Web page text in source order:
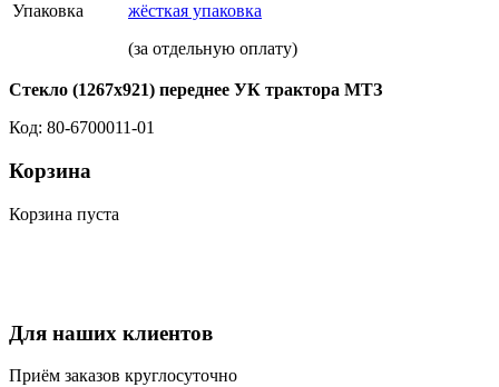
Упаковка
жёсткая упаковка
(за отдельную оплату)
Стекло (1267х921) переднее УК трактора МТЗ
Код: 80-6700011-01
Корзина
Корзина пуста
Для наших клиентов
Приём заказов круглосуточно